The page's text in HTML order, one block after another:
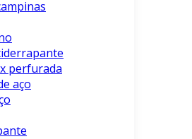
perfurada
aço